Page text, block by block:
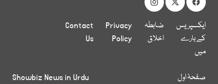
ایکسپریس
کے بارے
میں
ضابطہ
اخلاق
Privacy
Policy
Contact
Us
صفحۂ اول
Showbiz News in Urdu